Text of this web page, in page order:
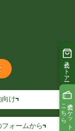
向け
フォームから
公式ストアー
公式チケットは
こちら